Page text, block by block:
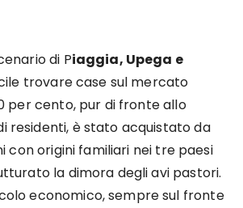
di Piaggia, Upega e
trovare case sul mercato
per cento, pur di fronte allo
residenti, è stato acquistato da
con origini familiari nei tre paesi
la dimora degli avi pastori.
economico, sempre sul fronte